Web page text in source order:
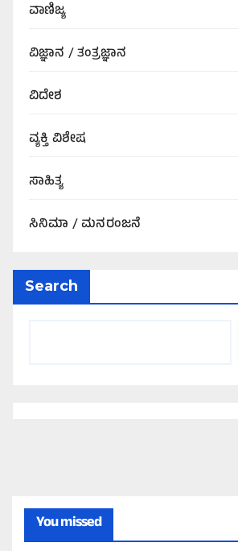
ವಾಣಿಜ್ಯ
ವಿಜ್ಞಾನ / ತಂತ್ರಜ್ಞಾನ
ವಿದೇಶ
ವ್ಯಕ್ತಿ ವಿಶೇಷ
ಸಾಹಿತ್ಯ
ಸಿನಿಮಾ / ಮನರಂಜನೆ
Search
You missed